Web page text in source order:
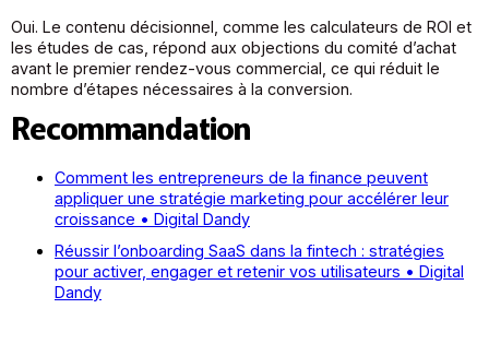
Oui. Le contenu décisionnel, comme les calculateurs de ROI et
les études de cas, répond aux objections du comité d’achat
avant le premier rendez-vous commercial, ce qui réduit le
nombre d’étapes nécessaires à la conversion.
Recommandation
Comment les entrepreneurs de la finance peuvent
appliquer une stratégie marketing pour accélérer leur
croissance • Digital Dandy
Réussir l’onboarding SaaS dans la fintech : stratégies
pour activer, engager et retenir vos utilisateurs • Digital
Dandy